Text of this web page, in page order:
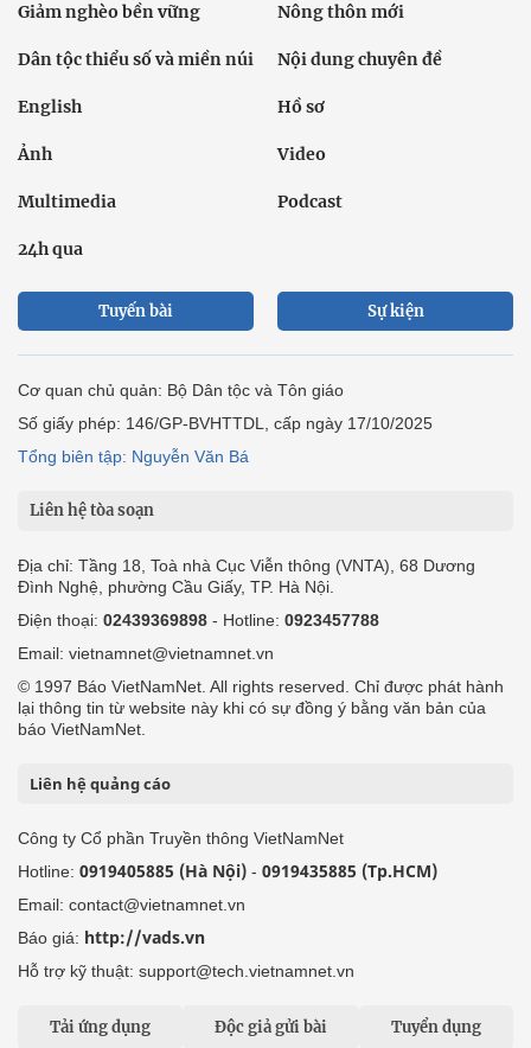
Giảm nghèo bền vững Nông thôn mới
Dân tộc thiểu số và miền núi Nội dung chuyên đề
English Hồ sơ
Ảnh Video
Multimedia Podcast
24h qua
Tuyến bài Sự kiện
Cơ quan chủ quản: Bộ Dân tộc và Tôn giáo
Số giấy phép: 146/GP-BVHTTDL, cấp ngày 17/10/2025
Tổng biên tập: Nguyễn Văn Bá
Liên hệ tòa soạn
Địa chỉ: Tầng 18, Toà nhà Cục Viễn thông (VNTA), 68 Dương
Đình Nghệ, phường Cầu Giấy, TP. Hà Nội.
Điện thoại: 02439369898 - Hotline: 0923457788
Email: vietnamnet@vietnamnet.vn
© 1997 Báo VietNamNet. All rights reserved. Chỉ được phát hành
lại thông tin từ website này khi có sự đồng ý bằng văn bản của
báo VietNamNet.
Liên hệ quảng cáo
Công ty Cổ phần Truyền thông VietNamNet
Hotline: 0919405885 (Hà Nội) - 0919435885 (Tp.HCM)
Email: contact@vietnamnet.vn
Báo giá: http://vads.vn
Hỗ trợ kỹ thuật: support@tech.vietnamnet.vn
Tải ứng dụng Độc giả gửi bài Tuyển dụng